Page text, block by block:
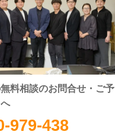
料相談のお問合せ・ご予
979-438